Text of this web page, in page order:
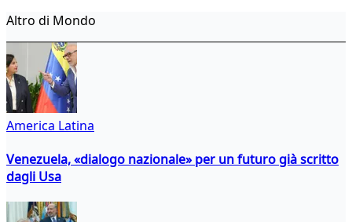
Altro di Mondo
America Latina
Venezuela, «dialogo nazionale» per un futuro già scritto
dagli Usa